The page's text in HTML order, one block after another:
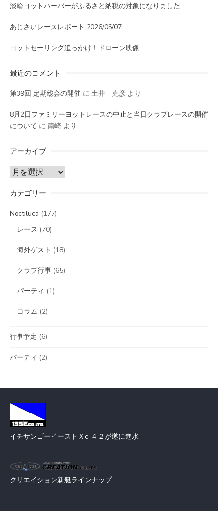
淡輪ヨットハーバーがふるさと納税の対象になりました
あじさいレースレポート 2026/06/07
ヨットセーリング追っかけ！ドローン映像
最近のコメント
第39回 定期総会の開催 に 土井 克彦 より
8月2日ファミリーヨットレースの中止と当日クラブレースの開催
について に 南崎 より
アーカイブ
ア
カ
ブ
カテゴリー
Noctiluca (177)
レース (70)
海外ゲスト (18)
クラブ行事 (65)
パーティ (1)
コラム (2)
行事予定 (6)
パーティ (2)
イチサンゴーイースト Ｘc-４２が遂に進水
クリエイション新艇ラインナップ